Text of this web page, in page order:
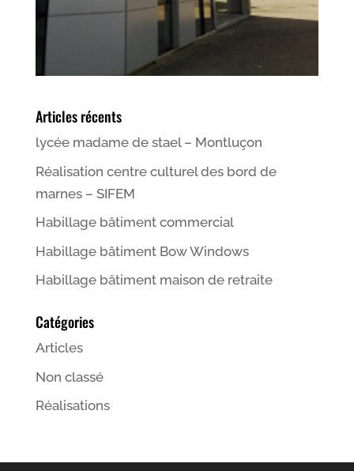
Articles récents
lycée madame de stael – Montluçon
Réalisation centre culturel des bord de
marnes – SIFEM
Habillage bâtiment commercial
Habillage bâtiment Bow Windows
Habillage bâtiment maison de retraite
Catégories
Articles
Non classé
Réalisations